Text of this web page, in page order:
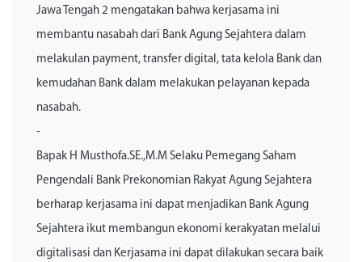
Jawa Tengah 2 mengatakan bahwa kerjasama ini
membantu nasabah dari Bank Agung Sejahtera dalam
melakulan payment, transfer digital, tata kelola Bank dan
kemudahan Bank dalam melakukan pelayanan kepada
nasabah.
-
Bapak H Musthofa.SE.,M.M Selaku Pemegang Saham
Pengendali Bank Prekonomian Rakyat Agung Sejahtera
berharap kerjasama ini dapat menjadikan Bank Agung
Sejahtera ikut membangun ekonomi kerakyatan melalui
digitalisasi dan Kerjasama ini dapat dilakukan secara baik